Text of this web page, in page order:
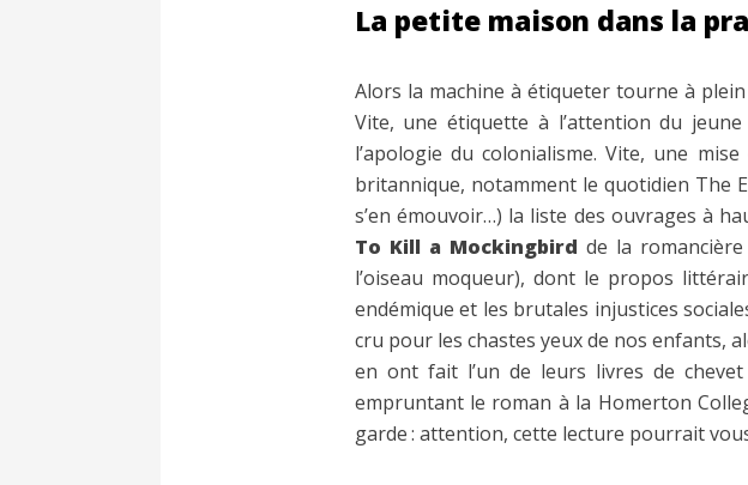
La petite maison dans la
Alors la machine à étiqueter tourne à
Vite, une étiquette à l’attention du
l’apologie du colonialisme. Vite, une
britannique, notamment le quotidien The
s’en émouvoir…) la liste des ouvrages à
To Kill a Mockingbird de la romancière
l’oiseau moqueur), dont le propos
endémique et les brutales injustices
cru pour les chastes yeux de nos enfants,
en ont fait l’un de leurs livres de
empruntant le roman à la Homerton
garde : attention, cette lecture pourrait